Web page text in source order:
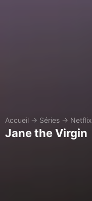
Accueil → Séries → Netflix
Jane the Virgin